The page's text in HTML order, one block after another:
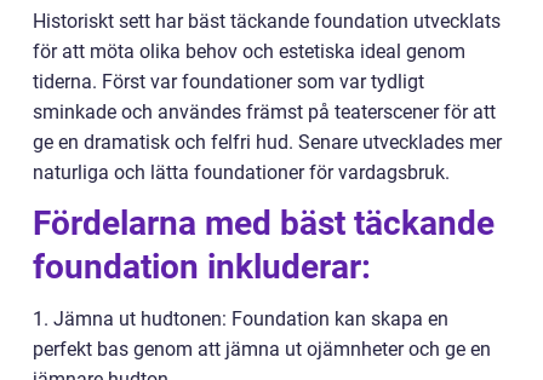
Historiskt sett har bäst täckande foundation utvecklats
för att möta olika behov och estetiska ideal genom
tiderna. Först var foundationer som var tydligt
sminkade och användes främst på teaterscener för att
ge en dramatisk och felfri hud. Senare utvecklades mer
naturliga och lätta foundationer för vardagsbruk.
Fördelarna med bäst täckande
foundation inkluderar:
1. Jämna ut hudtonen: Foundation kan skapa en
perfekt bas genom att jämna ut ojämnheter och ge en